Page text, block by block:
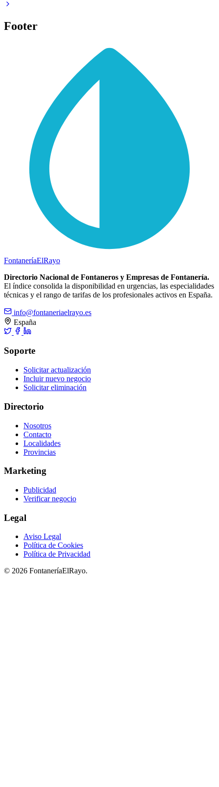
Footer
FontaneríaElRayo
Directorio Nacional de Fontaneros y Empresas de Fontanería.
El índice consolida la disponibilidad en urgencias, las especialidades
técnicas y el rango de tarifas de los profesionales activos en España.
info@fontaneriaelrayo.es
España
Soporte
Solicitar actualización
Incluir nuevo negocio
Solicitar eliminación
Directorio
Nosotros
Contacto
Localidades
Provincias
Marketing
Publicidad
Verificar negocio
Legal
Aviso Legal
Política de Cookies
Política de Privacidad
© 2026 FontaneríaElRayo.